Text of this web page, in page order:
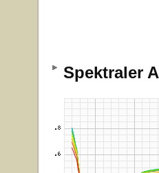
Spektraler